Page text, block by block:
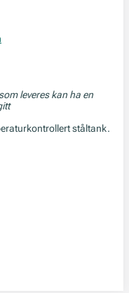
leveres kan ha en
ståltank.